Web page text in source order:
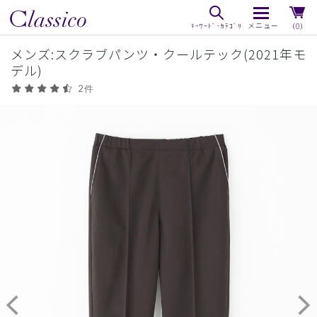
（0）
メンズ:スクラブパンツ・クールテック(2021年モ
デル)
2件